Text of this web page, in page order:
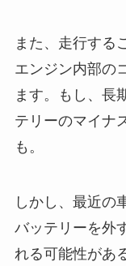
また、走行する
エンジン内部の
ます。もし、長
テリーのマイナ
も。
しかし、最近の
バッテリーを外
れる可能性があ